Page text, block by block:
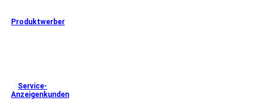
Produktwerber
Service-
Anzeigenkunden